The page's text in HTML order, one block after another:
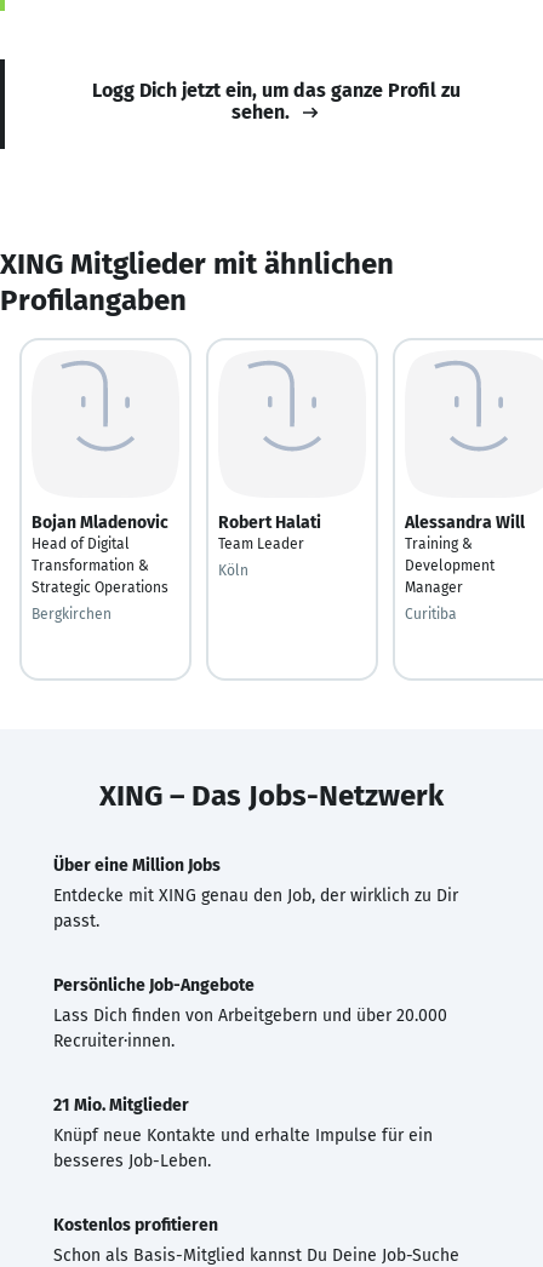
Logg Dich jetzt ein, um das ganze Profil zu
sehen.
XING Mitglieder mit ähnlichen
Profilangaben
Bojan Mladenovic
Head of Digital
Transformation &
Strategic Operations
Bergkirchen
Robert Halati
Team Leader
Köln
Alessandra Will
Training &
Development
Manager
Curitiba
XING – Das Jobs-Netzwerk
Über eine Million Jobs
Entdecke mit XING genau den Job, der wirklich zu Dir
passt.
Persönliche Job-Angebote
Lass Dich finden von Arbeitgebern und über 20.000
Recruiter·innen.
21 Mio. Mitglieder
Knüpf neue Kontakte und erhalte Impulse für ein
besseres Job-Leben.
Kostenlos profitieren
Schon als Basis-Mitglied kannst Du Deine Job-Suche